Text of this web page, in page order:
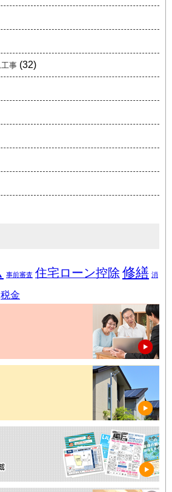
事 (32)
事前審査 住宅ローン控除 修繕 消
税金